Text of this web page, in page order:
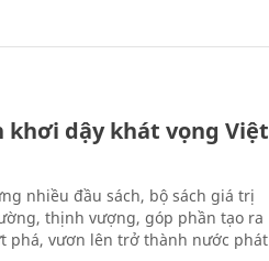
khơi dậy khát vọng Việt
nhiều đầu sách, bộ sách giá trị
thịnh vượng, góp phần tạo ra
phá, vươn lên trở thành nước phát